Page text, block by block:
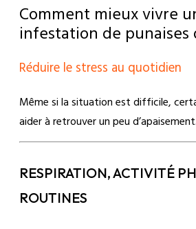
Comment mieux vivre
infestation de punaises
Réduire le stress au quotidien
Même si la situation est difficile,
aider à retrouver un peu d’apaisement.
RESPIRATION, ACTIVITÉ
ROUTINES